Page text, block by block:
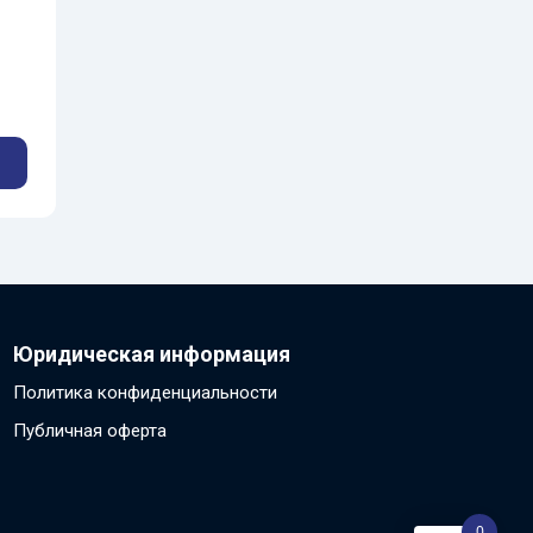
Юридическая информация
Политика конфиденциальности
Публичная оферта